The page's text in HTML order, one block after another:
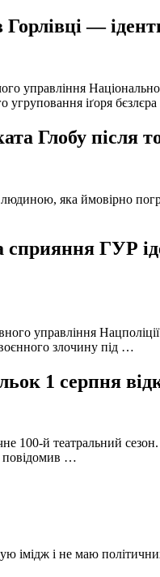
—
управління
угруповання іґоря
Глобу після
яка ймовірно
ГУР
управління
злочину під …
1 серпня
100-й театральний
повідомив …
імідж і не маю